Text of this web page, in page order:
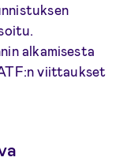
alkamisesta
viittaukset